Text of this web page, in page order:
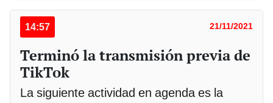
14:57 21/11/2021
Terminó la transmisión previa de
TikTok
La siguiente actividad en agenda es la